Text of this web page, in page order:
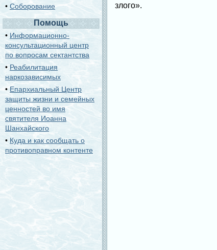
злого».
• Соборование
Помощь
• Информационно-
консультационный центр
по вопросам сектантства
•Реабилитация
наркозависимых
•Епархиальный Центр
защиты жизни и семейных
ценностей во имя
святителя Иоанна
Шанхайского
• Куда и как сообщать о
противоправном контенте